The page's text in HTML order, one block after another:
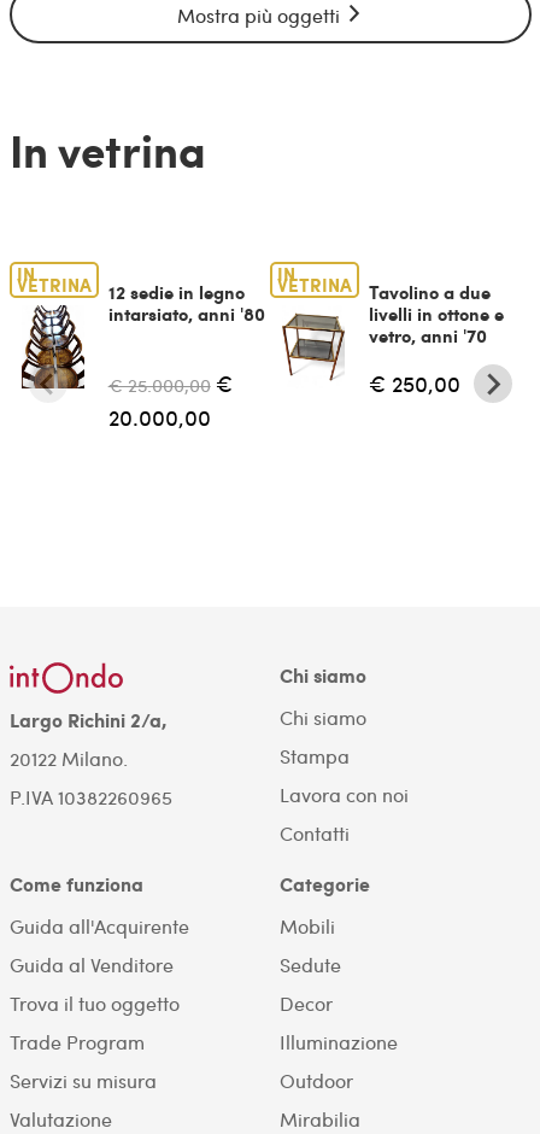
Mostra più oggetti
In vetrina
IN
VETRINA
12 sedie in legno
intarsiato, anni '80
€ 25.000,00 €
20.000,00
IN
VETRINA
Tavolino a due
livelli in ottone e
vetro, anni '70
€ 250,00
Largo Richini 2/a,
20122 Milano.
P.IVA 10382260965
Chi siamo
Chi siamo
Stampa
Lavora con noi
Contatti
Come funziona
Guida all'Acquirente
Guida al Venditore
Trova il tuo oggetto
Trade Program
Servizi su misura
Valutazione
Categorie
Mobili
Sedute
Decor
Illuminazione
Outdoor
Mirabilia